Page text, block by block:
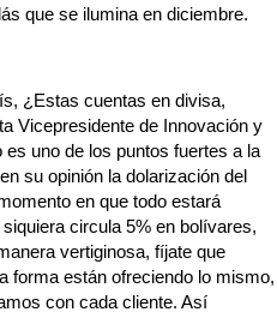
que se ilumina en diciembre.
¿Estas cuentas en divisa,
Vicepresidente de Innovación y
uno de los puntos fuertes a la
su opinión la dolarización del
en que todo estará
circula 5% en bolívares,
vertiginosa, fíjate que
forma están ofreciendo lo mismo,
con cada cliente. Así